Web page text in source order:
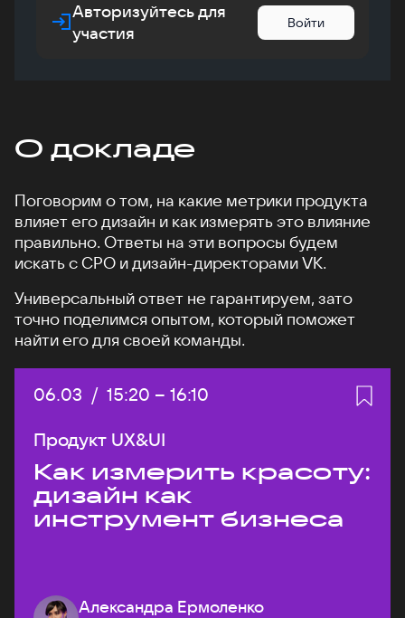
Авторизуйтесь для
участия
Войти
О докладе
Поговорим о том, на какие метрики продукта
влияет его дизайн и как измерять это влияние
правильно. Ответы на эти вопросы будем
искать с CPO и дизайн-директорами VK.
Универсальный ответ не гарантируем, зато
точно поделимся опытом, который поможет
найти его для своей команды.
Дата:
06.03 / Начало:
15:20 – Конец:
16:10
Продукт UX&UI
Как измерить красоту:
дизайн как
инструмент бизнеса
Александра Ермоленко